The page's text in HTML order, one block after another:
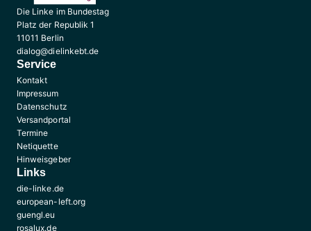
Die Linke im Bundestag
Platz der Republik 1
11011 Berlin
dialog@dielinkebt.de
Service
Kontakt
Impressum
Datenschutz
Versandportal
Termine
Netiquette
Hinweisgeber
Links
die-linke.de
european-left.org
guengl.eu
rosalux.de